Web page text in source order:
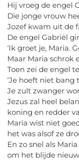
Hij vroeg de engel
Die jonge vrouw
Jozef kwam uit de
De engel Gabriël
‘Ik groet je, Maria.
Maar Maria schrok
Toen zei de engel
‘Je hoeft niet bang
Je zult zwanger
Jezus zal heel
koning en redder
Maria wist niet
het was alsof ze
En zo snel als
om het blijde